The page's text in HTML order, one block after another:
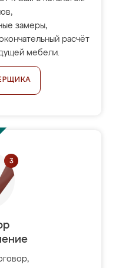
замеры,
расчёт
мебели.